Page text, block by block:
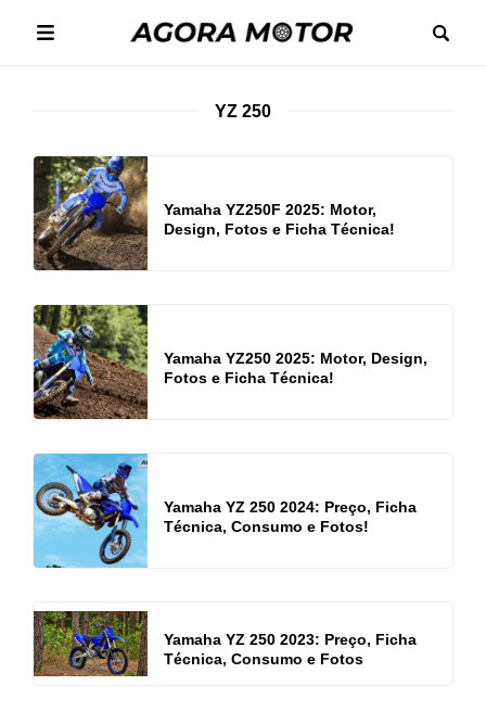
YZ 250
Yamaha YZ250F 2025: Motor,
Design, Fotos e Ficha Técnica!
Yamaha YZ250 2025: Motor, Design,
Fotos e Ficha Técnica!
Yamaha YZ 250 2024: Preço, Ficha
Técnica, Consumo e Fotos!
Yamaha YZ 250 2023: Preço, Ficha
Técnica, Consumo e Fotos